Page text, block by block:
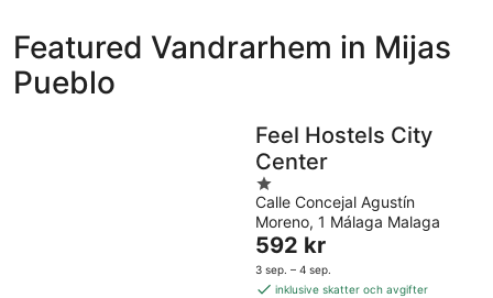
Mijas
Pueblo
för
Mijas
natt,
aug.
aug.
i
Mijas
helg,
-
16
Featured Vandrarhem in Mijas
Pueblo
Feel Hostels City
Center
1
out
of
5
Calle Concejal Agustín
Moreno, 1 Málaga Malaga
Priset
är
592 kr
592 kr
3 sep. – 4 sep.
inklusive skatter och avgifter